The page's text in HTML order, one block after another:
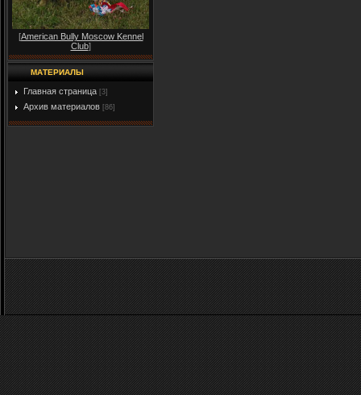
[American Bully Moscow Kennel
Club]
МАТЕРИАЛЫ
Главная страница [3]
Архив материалов [86]